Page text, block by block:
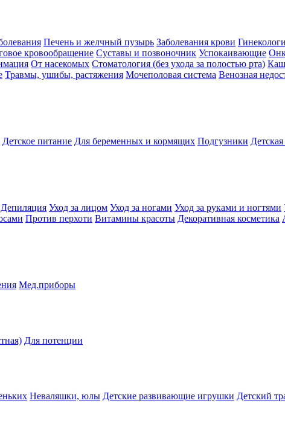
Печень и желчный пузырь Заболевания крови
кровообращение Суставы и позвоночник Успокаивающие
От насекомых Стоматология (без ухода за полостью рта)
Травмы, ушибы, растяжения Мочеполовая система Венозная
Детское питание Для беременных и кормящих Подгузники
Депиляция Уход за лицом Уход за ногами Уход за руками и ногтями
Против перхоти Витамины красоты Декоративная косметика
Мед.приборы
Для потенции
Неваляшки, юлы Детские развивающие игрушки Детский